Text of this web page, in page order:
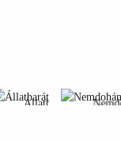
Állatbarát